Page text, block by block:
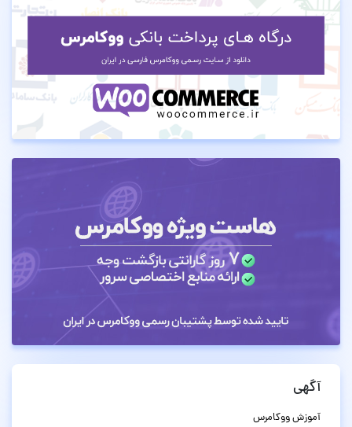
آگهی
آموزش ووکامرس